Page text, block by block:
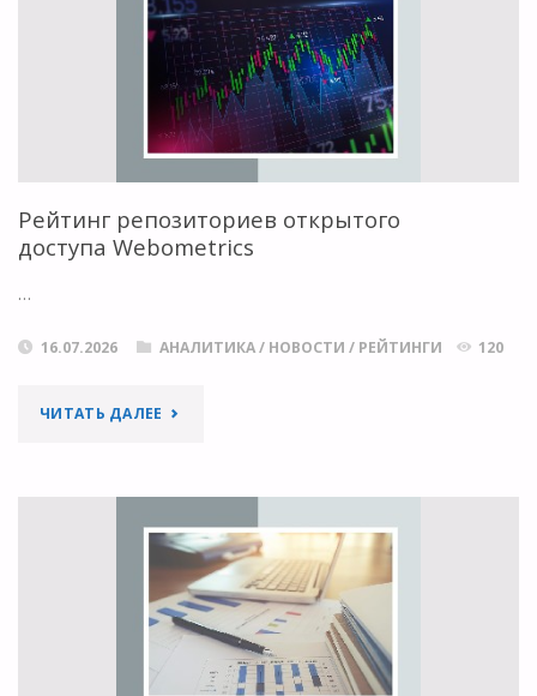
УСТОЙЧИВЫЕ
РАЗРЫВЫ
В
СФЕРЕ
ГРОЗЯТ
РАЗВИВАЮЩИЕСЯ
Рейтинг репозиториев открытого
доступа Webometrics
…
16.07.2026 АНАЛИТИКА/ НОВОСТИ / РЕЙТИНГИ 120
ЧИТАТЬ ДАЛЕЕ "РЕЙТИНГ
ДОСТУПА
WEBOMETRICS"